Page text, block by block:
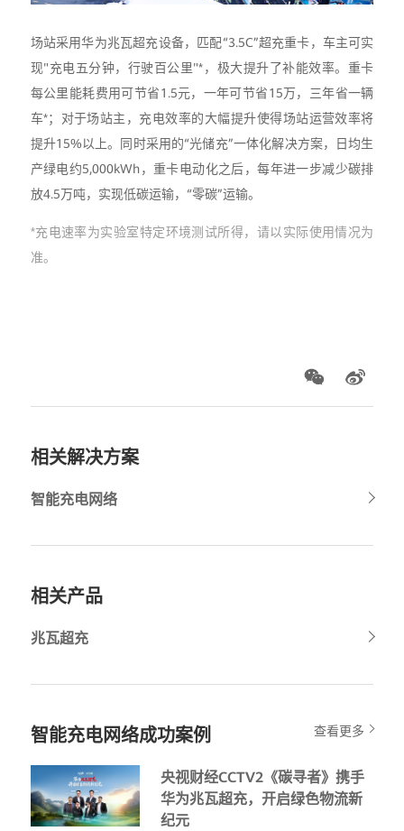
场站采用华为兆瓦超充设备，匹配“3.5C”超充重卡，车主可实
现"充电五分钟，行驶百公里"*，极大提升了补能效率。重卡
每公里能耗费用可节省1.5元，一年可节省15万，三年省一辆
车*；对于场站主，充电效率的大幅提升使得场站运营效率将
提升15%以上。同时采用的“光储充”一体化解决方案，日均生
产绿电约5,000kWh，重卡电动化之后，每年进一步减少碳排
放4.5万吨，实现低碳运输，“零碳”运输。
*充电速率为实验室特定环境测试所得，请以实际使用情况为
准。
相关解决方案
智能充电网络
相关产品
兆瓦超充
智能充电网络成功案例 查看更多
央视财经CCTV2《碳寻者》携手
华为兆瓦超充，开启绿色物流新
纪元